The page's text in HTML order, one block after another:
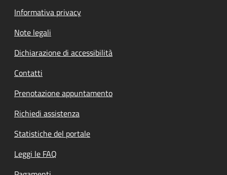
Informativa privacy
Note legali
Dichiarazione di accessibilità
Contatti
Prenotazione appuntamento
Richiedi assistenza
Statistiche del portale
Leggi le FAQ